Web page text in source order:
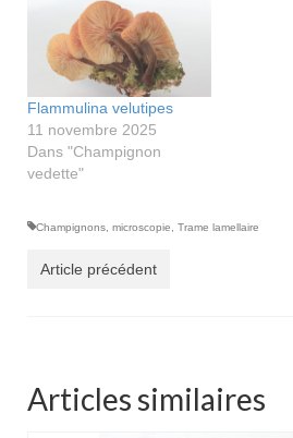
Flammulina velutipes
11 novembre 2025
Dans "Champignon
vedette"
Champignons microscopie Trame lamellaire
Article précédent
Articles similaires